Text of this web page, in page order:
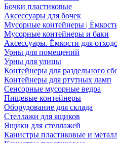
Бочки пластиковые
Аксессуары для бочек
Мусорные контейнеры |
Мусорные контейнеры и баки
Аксессуары. Ёмкости для
Урны для помещений
Урны для улицы
Контейнеры для раздельного
Контейнеры для ртутных ламп
Сенсорные мусорные ведра
Пищевые контейнеры
Оборудование для склада
Стеллажи для ящиков
Ящики для стеллажей
Канистры пластиковые и